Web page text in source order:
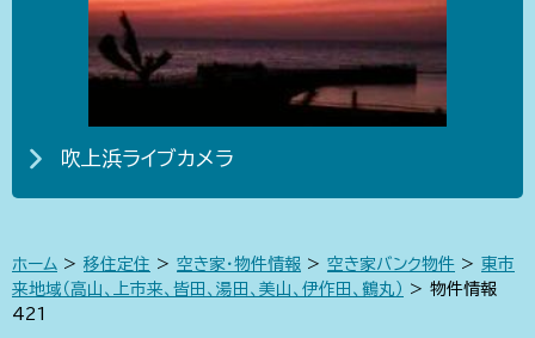
吹上浜ライブカメラ
ホーム > 移住定住 > 空き家・物件情報 > 空き家バンク物件 > 東市
来地域（高山、上市来、皆田、湯田、美山、伊作田、鶴丸） > 物件情報
421